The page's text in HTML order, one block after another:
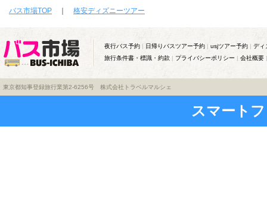
バス市場TOP 格安ディズニーツアー
夜行バス予約 | 日帰りバスツアー予約 | usjツアー予約 | ディ
旅行条件書・標識・約款 | プライバシーポリシー | 会社概要
東京都知事登録旅行業第2-6256号 株式会社トラベルマルシェ
スマート